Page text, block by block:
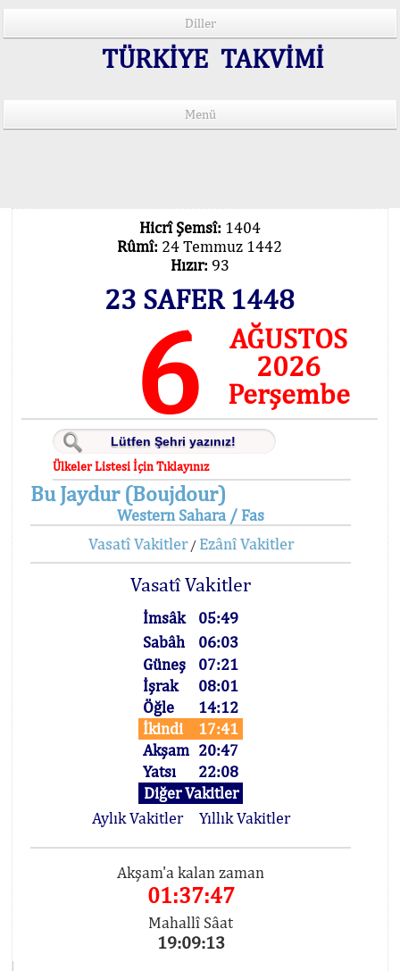
Diller
TÜRKİYE TAKVİMİ
Menü
Hicrî Şemsî: 1404
Rûmî: 24 Temmuz 1442
Hızır: 93
23 SAFER 1448
6
AĞUSTOS
2026
Perşembe
Ülkeler Listesi İçin Tıklayınız
Bu Jaydur (Boujdour)
Western Sahara / Fas
Vasatî Vakitler/ Ezânî Vakitler
Vasatî Vakitler
İmsâk
05:49
Sabâh
06:03
Güneş
07:21
İşrak
08:01
Öğle
14:12
İkindi
17:41
Akşam 20:47
Yatsı
22:08
Diğer Vakitler
Aylık Vakitler
Yıllık Vakitler
Akşam'a kalan zaman
01:37:47
Mahallî Sâat
19:09:13